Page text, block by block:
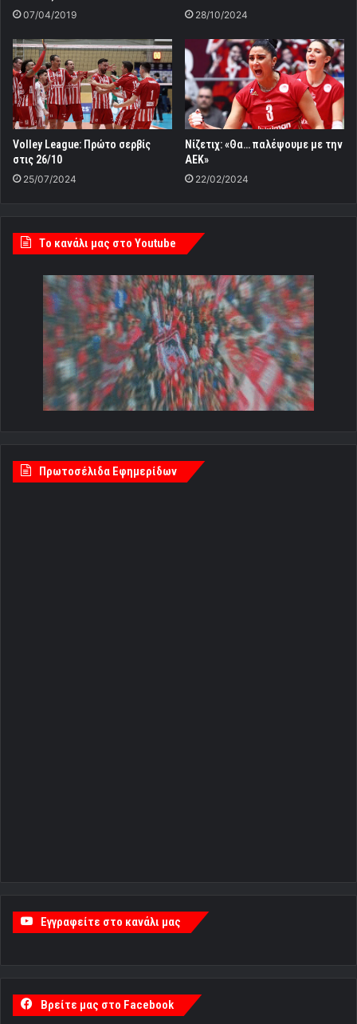
07/04/2019 28/10/2024
Volley League: Πρώτο σερβίς
στις 26/10
25/07/2024
Νίζετιχ: «Θα… παλέψουμε με την
ΑΕΚ»
22/02/2024
Tο κανάλι μας στο Youtube
Πρωτοσέλιδα Εφημερίδων
Εγγραφείτε στο κανάλι μας
Βρείτε μας στο Facebook